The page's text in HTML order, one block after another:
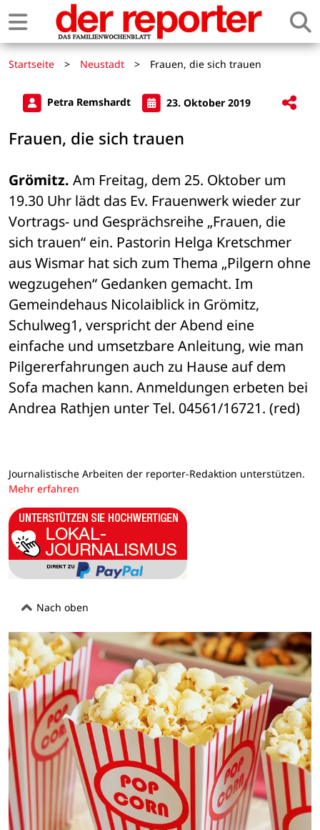
Startseite > Neustadt > Frauen, die sich trauen
Petra Remshardt 23. Oktober 2019
Frauen, die sich trauen
Grömitz. Am Freitag, dem 25. Oktober um
19.30 Uhr lädt das Ev. Frauenwerk wieder zur
Vortrags- und Gesprächsreihe „Frauen, die
sich trauen“ ein. Pastorin Helga Kretschmer
aus Wismar hat sich zum Thema „Pilgern ohne
wegzugehen“ Gedanken gemacht. Im
Gemeindehaus Nicolaiblick in Grömitz,
Schulweg1, verspricht der Abend eine
einfache und umsetzbare Anleitung, wie man
Pilgererfahrungen auch zu Hause auf dem
Sofa machen kann. Anmeldungen erbeten bei
Andrea Rathjen unter Tel. 04561/16721. (red)
Journalistische Arbeiten der reporter-Redaktion unterstützen.
Mehr erfahren
Nach oben